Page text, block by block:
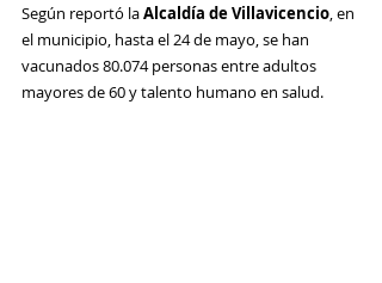
Según reportó la Alcaldía de Villavicencio, en
el municipio, hasta el 24 de mayo, se han
vacunados 80.074 personas entre adultos
mayores de 60 y talento humano en salud.